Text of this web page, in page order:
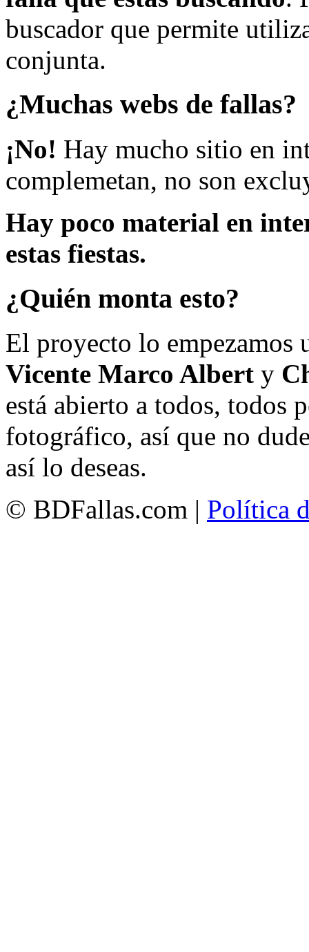
buscador que permite
conjunta.
¿Muchas webs de fallas?
¡No! Hay mucho sitio en
complemetan, no son
Hay poco material en
estas fiestas.
¿Quién monta esto?
El proyecto lo empezamos
Vicente Marco Albert y
está abierto a todos, todos
fotográfico, así que no
así lo deseas.
© BDFallas.com | Política